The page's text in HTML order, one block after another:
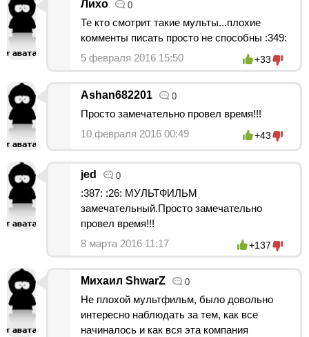
Лихо 0
Те кто смотрит такие мульты...плохие
комменты писать просто не способны :349:
5 февраля 2016 15:50
+33
Ashan682201 0
Просто замечательно провел время!!!
10 февраля 2016 00:49
+43
jed 0
:387: :26: МУЛЬТФИЛЬМ
замечательный.Просто замечательно
провел время!!!
8 марта 2016 11:17
+137
Михаил ShwarZ 0
Не плохой мультфильм, было довольно
интересно наблюдать за тем, как все
начиналось и как вся эта компания